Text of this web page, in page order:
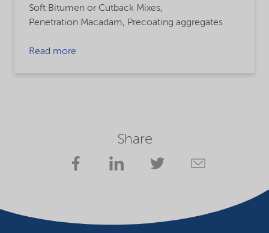
Soft Bitumen or Cutback Mixes,
Penetration Macadam, Precoating aggregates
Read more
Share